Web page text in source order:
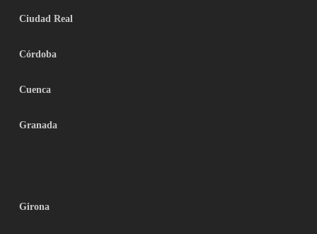
Ciudad Real
Córdoba
Cuenca
Granada
Girona